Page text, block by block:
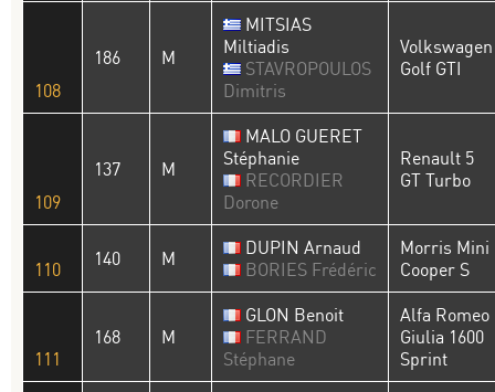
108
186 M
MITSIAS
Miltiadis
STAVROPOULOS
Dimitris
Volkswagen
Golf GTI
109
137 M
MALO GUERET
Stéphanie
RECORDIER
Dorone
Renault 5
GT Turbo
110 140 M
DUPIN Arnaud
BORIES Frédéric
Morris Mini
Cooper S
111
168 M
GLON Benoit
FERRAND
Stéphane
Alfa Romeo
Giulia 1600
Sprint